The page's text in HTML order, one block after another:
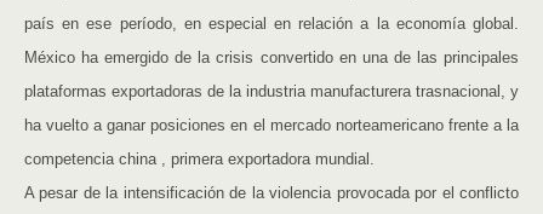
país en ese período, en especial en relación a la economía global.
México ha emergido de la crisis convertido en una de las principales
plataformas exportadoras de la industria manufacturera trasnacional, y
ha vuelto a ganar posiciones en el mercado norteamericano frente a la
competencia china , primera exportadora mundial.
A pesar de la intensificación de la violencia provocada por el conflicto